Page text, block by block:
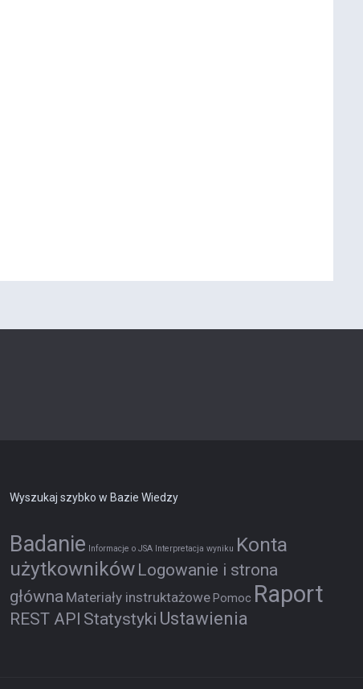
Wyszukaj szybko w Bazie Wiedzy
Badanie Informacje o JSA Interpretacja wyniku Konta
użytkowników Logowanie i strona
główna Materiały instruktażowe Pomoc Raport
REST API Statystyki Ustawienia